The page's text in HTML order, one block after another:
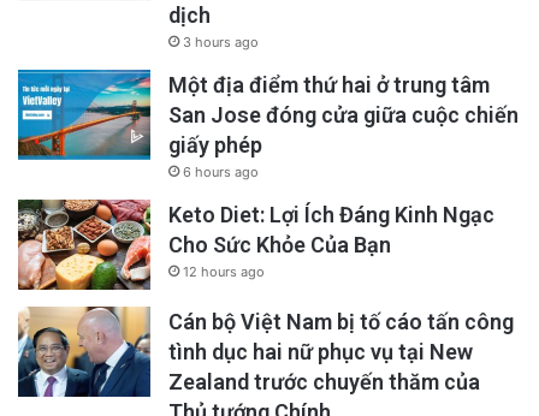
dịch
3 hours ago
Một địa điểm thứ hai ở trung tâm
San Jose đóng cửa giữa cuộc chiến
giấy phép
6 hours ago
Keto Diet: Lợi Ích Đáng Kinh Ngạc
Cho Sức Khỏe Của Bạn
12 hours ago
Cán bộ Việt Nam bị tố cáo tấn công
tình dục hai nữ phục vụ tại New
Zealand trước chuyến thăm của